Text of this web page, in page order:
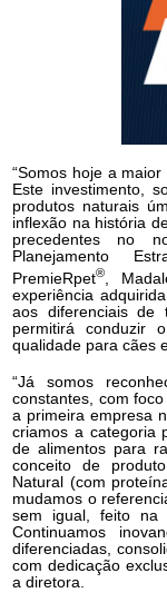
“Somos hoje a
Este investimento,
produtos naturais
inflexão na história
precedentes no
Planejamento
PremieRpet®
,
experiência
aos diferenciais de
permitirá conduzir
qualidade para cães
“Já somos
constantes, com
a primeira empresa
criamos a categoria
de alimentos para
conceito de
Natural (com
mudamos o
sem igual, feito na
Continuamos
diferenciadas,
com dedicação
a diretora.